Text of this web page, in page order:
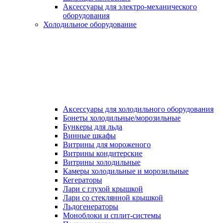
Аксессуары для электро-механического
оборудования
Холодильное оборудование
Аксессуары для холодильного оборудования
Бонеты холодильные/морозильные
Бункеры для льда
Винные шкафы
Витрины для мороженого
Витрины кондитерские
Витрины холодильные
Камеры холодильные и морозильные
Кегераторы
Лари с глухой крышкой
Лари со стеклянной крышкой
Льдогенераторы
Моноблоки и сплит-системы